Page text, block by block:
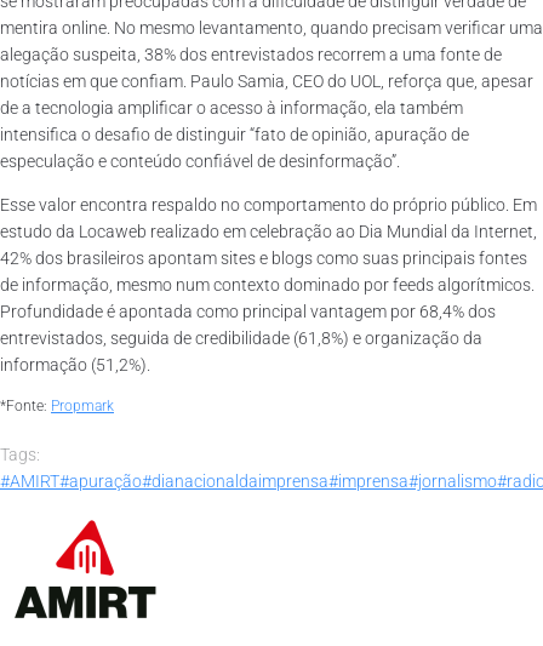
mentira online. No mesmo levantamento, quando precisam verificar uma
alegação suspeita, 38% dos entrevistados recorrem a uma fonte de
notícias em que confiam. Paulo Samia, CEO do UOL, reforça que, apesar
de a tecnologia amplificar o acesso à informação, ela também
intensifica o desafio de distinguir “fato de opinião, apuração de
especulação e conteúdo confiável de desinformação”.
Esse valor encontra respaldo no comportamento do próprio público. Em
estudo da Locaweb realizado em celebração ao Dia Mundial da Internet,
42% dos brasileiros apontam sites e blogs como suas principais fontes
de informação, mesmo num contexto dominado por feeds algorítmicos.
Profundidade é apontada como principal vantagem por 68,4% dos
entrevistados, seguida de credibilidade (61,8%) e organização da
informação (51,2%).
*Fonte: Propmark
Tags:
#AMIRT#apuração#dianacionaldaimprensa#imprensa#jornalismo